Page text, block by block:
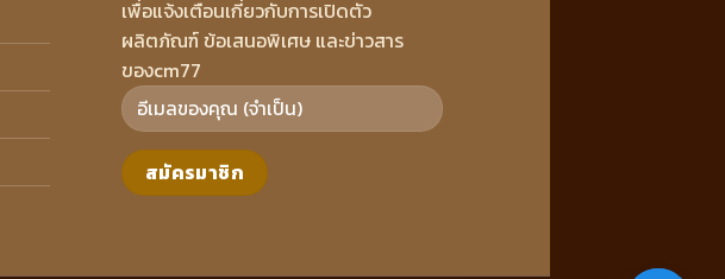
เพื่อแจ้งเตือนเกี่ยวกับการเปิดตัว
ผลิตภัณฑ์ ข้อเสนอพิเศษ และข่าวสาร
ของcm77